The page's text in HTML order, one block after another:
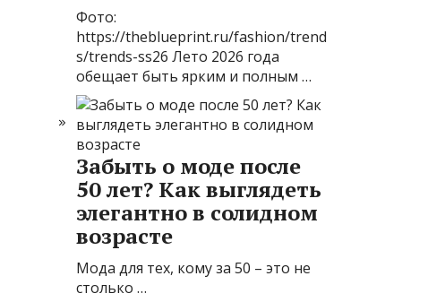
Фото:
https://theblueprint.ru/fashion/trend
s/trends-ss26 Лето 2026 года
обещает быть ярким и полным …
Забыть о моде после
50 лет? Как выглядеть
элегантно в солидном
возрасте
Мода для тех, кому за 50 – это не
столько …